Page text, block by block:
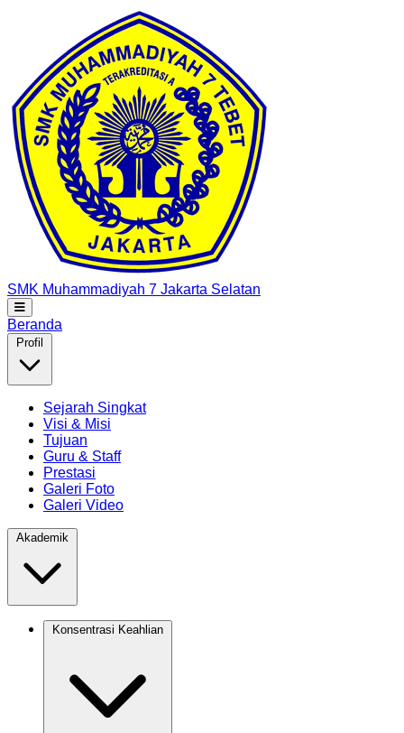
SMK Muhammadiyah 7 Jakarta Selatan
Beranda
Sejarah Singkat
Visi & Misi
Tujuan
Guru & Staff
Prestasi
Galeri Foto
Galeri Video